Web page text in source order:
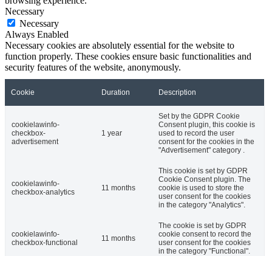
Necessary
Necessary
Always Enabled
Necessary cookies are absolutely essential for the website to
function properly. These cookies ensure basic functionalities and
security features of the website, anonymously.
Cookie Duration Description
cookielawinfo-
checkbox-
advertisement
1 year
Set by the GDPR Cookie
Consent plugin, this cookie is
used to record the user
consent for the cookies in the
"Advertisement" category .
cookielawinfo-
checkbox-analytics
11 months
This cookie is set by GDPR
Cookie Consent plugin. The
cookie is used to store the
user consent for the cookies
in the category "Analytics".
cookielawinfo-
checkbox-functional
11 months
The cookie is set by GDPR
cookie consent to record the
user consent for the cookies
in the category "Functional".